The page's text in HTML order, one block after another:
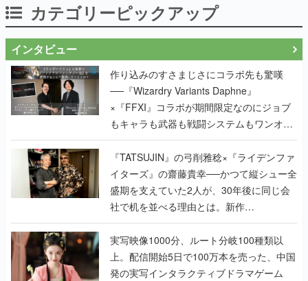
カテゴリーピックアップ
インタビュー
作り込みのすさまじさにコラボ先も驚嘆
──『Wizardry Variants Daphne』
×『FFXI』コラボが期間限定なのにジョブ
もキャラも武器も戦闘システムもワンオフ
で作り込まれた理由を両ディレクターに聞
く
『TATSUJIN』の弓削雅稔×『ライデンファ
イターズ』の齋藤貴幸──かつて縦シュー全
盛期を支えていた2人が、30年後に同じ会
社で机を並べる理由とは。新作
『TATSUJIN EXTREME』で初タッグを組
んだレジェンド2人に訊く開発秘話
実写映像1000分、ルート分岐100種類以
上。配信開始5日で100万本を売った、中国
発の実写インタラクティブドラマゲーム